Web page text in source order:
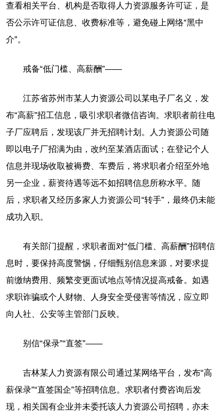
查看相关平台、机构是否取得人力资源服务许可证，是
否公示许可证信息、收费标准等，避免碰上网络“黑中
介”。
戒备“低门槛、高薪酬”——
江苏省苏州市某人力资源公司以某电子厂名义，发
布“高薪”招工信息，吸引求职者微信咨询。求职者前往电
子厂应聘后，发现该厂并无招聘计划。人力资源公司随
即以电子厂招满为由，改约至某酒店面试；在登记个人
信息并现场收取被褥费、车费后，将求职者介绍至外地
另一企业，薪资待遇等远不如招聘信息所称水平。随
后，求职者又经历多家人力资源公司“转手”，最终仍未能
成功入职。
有关部门提醒，求职者面对“低门槛、高薪酬”招聘信
息时，要保持高度警惕，仔细甄别信息来源，对要求提
前缴纳费用、频繁变更面试地点等情况提高戒备。如遇
求职诈骗或个人财物、人身安全受侵害等情况，应立即
向人社、公安等主管部门反映。
别信“保录”“直签”——
吉林某人力资源有限公司通过某网络平台，发布“高
薪保录”“直签国企”等招聘信息。求职者付费咨询后发
现，相关国有企业并未委托该人力资源公司招聘，亦未